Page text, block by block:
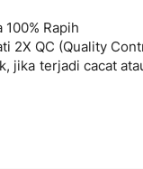
100% Rapih
2X QC (Quality
jika terjadi cacat